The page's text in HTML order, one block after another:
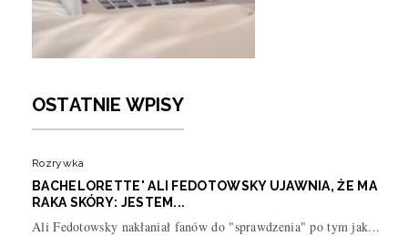
OSTATNIE WPISY
Rozrywka
BACHELORETTE' ALI FEDOTOWSKY UJAWNIA, ŻE MA
RAKA SKÓRY: JESTEM...
Ali Fedotowsky nakłaniał fanów do "sprawdzenia" po tym jak...